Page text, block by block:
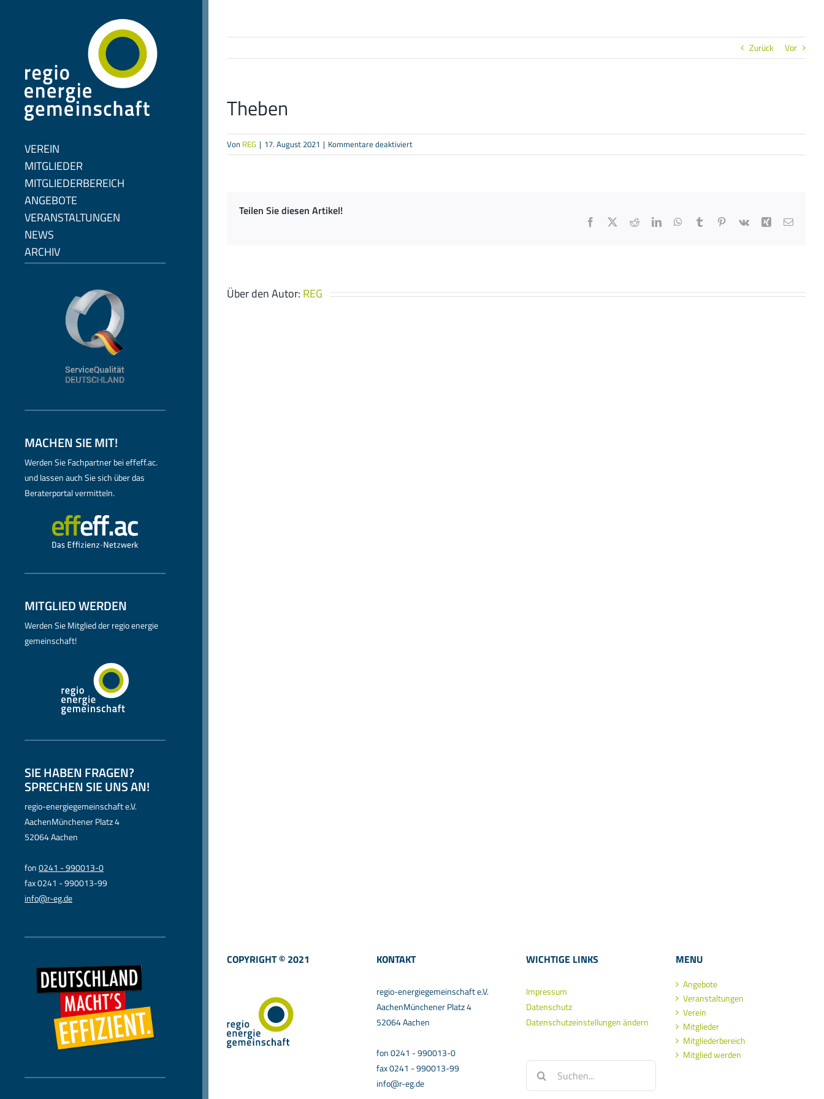
VEREIN
MITGLIEDER
MITGLIEDERBEREICH
ANGEBOTE
VERANSTALTUNGEN
NEWS
ARCHIV
MACHEN SIE MIT!
Werden Sie Fachpartner bei effeff.ac.
und lassen auch Sie sich über das
Beraterportal vermitteln.
MITGLIED WERDEN
Werden Sie Mitglied der regio energie
gemeinschaft!
SIE HABEN FRAGEN?
SPRECHEN SIE UNS AN!
regio-energiegemeinschaft e.V.
AachenMünchener Platz 4
52064 Aachen
fon0241 - 990013-0
fax 0241 - 990013-99
info@r-eg.de
Zurück Vor
Theben
Von REG | 17. August 2021 | Kommentare deaktiviertfür
Theben
Teilen Sie diesen Artikel!
Facebook RedditLinkedInWhatsApp
Tumblr Pinterest
Vk Xing E-
Über den Autor: REG
COPYRIGHT © 2021 KONTAKT
regio-energiegemeinschaft e.V.
AachenMünchener Platz 4
52064 Aachen
fon 0241 - 990013-0
fax 0241 - 990013-99
info@r-eg.de
WICHTIGE LINKS
Impressum
Datenschutz
Datenschutzeinstellungen ändern
nach:
MENU
Angebote
Veranstaltungen
Verein
Mitglieder
Mitgliederbereich
Mitglied werden